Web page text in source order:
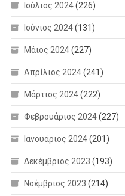
Ιούλιος 2024(226)
Ιούνιος 2024(131)
Μάιος 2024(227)
Απρίλιος 2024(241)
Μάρτιος 2024(222)
Φεβρουάριος 2024(227)
Ιανουάριος 2024(201)
Δεκέμβριος 2023 (193)
Νοέμβριος 2023 (214)